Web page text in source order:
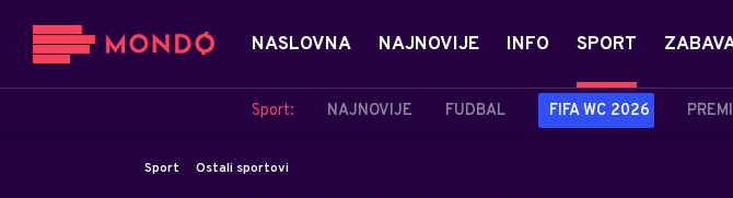
NASLOVNA NAJNOVIJE INFO SPORT
Sport: NAJNOVIJE FUDBAL FIFA WC 2026
Sport Ostali sportovi